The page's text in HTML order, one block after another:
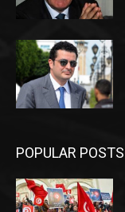
POPULAR POSTS